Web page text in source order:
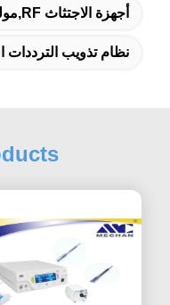
أجهزة الاجتثاث RF,مولد البلازما الترددات اللاسلكية
نظام تذويب الترددات